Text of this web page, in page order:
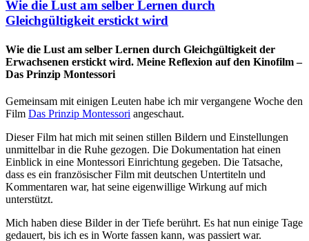
Wie die Lust am selber Lernen durch
Gleichgültigkeit erstickt wird
Wie die Lust am selber Lernen durch Gleichgültigkeit der
Erwachsenen erstickt wird. Meine Reflexion auf den Kinofilm –
Das Prinzip Montessori
Gemeinsam mit einigen Leuten habe ich mir vergangene Woche den
Film Das Prinzip Montessori angeschaut.
Dieser Film hat mich mit seinen stillen Bildern und Einstellungen
unmittelbar in die Ruhe gezogen. Die Dokumentation hat einen
Einblick in eine Montessori Einrichtung gegeben. Die Tatsache,
dass es ein französischer Film mit deutschen Untertiteln und
Kommentaren war, hat seine eigenwillige Wirkung auf mich
unterstützt.
Mich haben diese Bilder in der Tiefe berührt. Es hat nun einige Tage
gedauert, bis ich es in Worte fassen kann, was passiert war.